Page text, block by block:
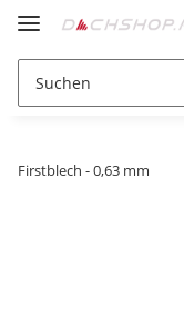
Firstblech - 0,63 mm